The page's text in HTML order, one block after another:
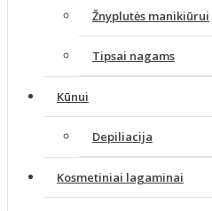
Žnyplutės manikiūrui
Tipsai nagams
Kūnui
Depiliacija
Kosmetiniai lagaminai